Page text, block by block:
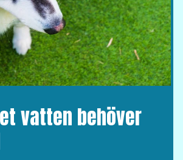
vatten behöver